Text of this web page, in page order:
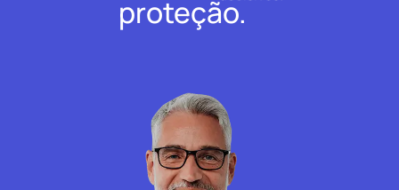
proteção.